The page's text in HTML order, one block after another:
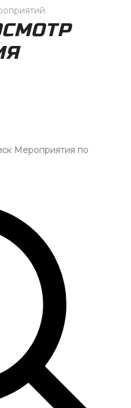
Мероприятия по